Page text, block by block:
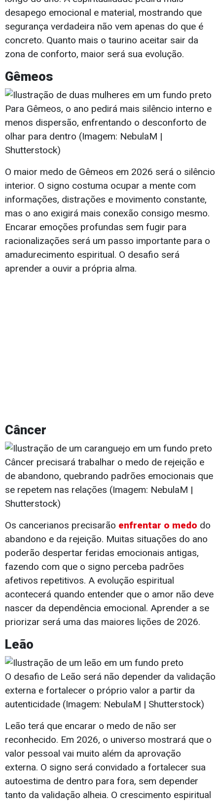
desapego emocional e material, mostrando que
segurança verdadeira não vem apenas do que é
concreto. Quanto mais o taurino aceitar sair da
zona de conforto, maior será sua evolução.
Gêmeos
Para Gêmeos, o ano pedirá mais silêncio interno e
menos dispersão, enfrentando o desconforto de
olhar para dentro (Imagem: NebulaM |
Shutterstock)
O maior medo de Gêmeos em 2026 será o silêncio
interior. O signo costuma ocupar a mente com
informações, distrações e movimento constante,
mas o ano exigirá mais conexão consigo mesmo.
Encarar emoções profundas sem fugir para
racionalizações será um passo importante para o
amadurecimento espiritual. O desafio será
aprender a ouvir a própria alma.
Câncer
Câncer precisará trabalhar o medo de rejeição e
de abandono, quebrando padrões emocionais que
se repetem nas relações (Imagem: NebulaM |
Shutterstock)
Os cancerianos precisarão enfrentar o medo do
abandono e da rejeição. Muitas situações do ano
poderão despertar feridas emocionais antigas,
fazendo com que o signo perceba padrões
afetivos repetitivos. A evolução espiritual
acontecerá quando entender que o amor não deve
nascer da dependência emocional. Aprender a se
priorizar será uma das maiores lições de 2026.
Leão
O desafio de Leão será não depender da validação
externa e fortalecer o próprio valor a partir da
autenticidade (Imagem: NebulaM | Shutterstock)
Leão terá que encarar o medo de não ser
reconhecido. Em 2026, o universo mostrará que o
valor pessoal vai muito além da aprovação
externa. O signo será convidado a fortalecer sua
autoestima de dentro para fora, sem depender
tanto da validação alheia. O crescimento espiritual